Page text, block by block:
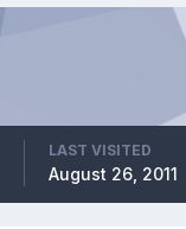
LAST VISITED
August 26, 2011